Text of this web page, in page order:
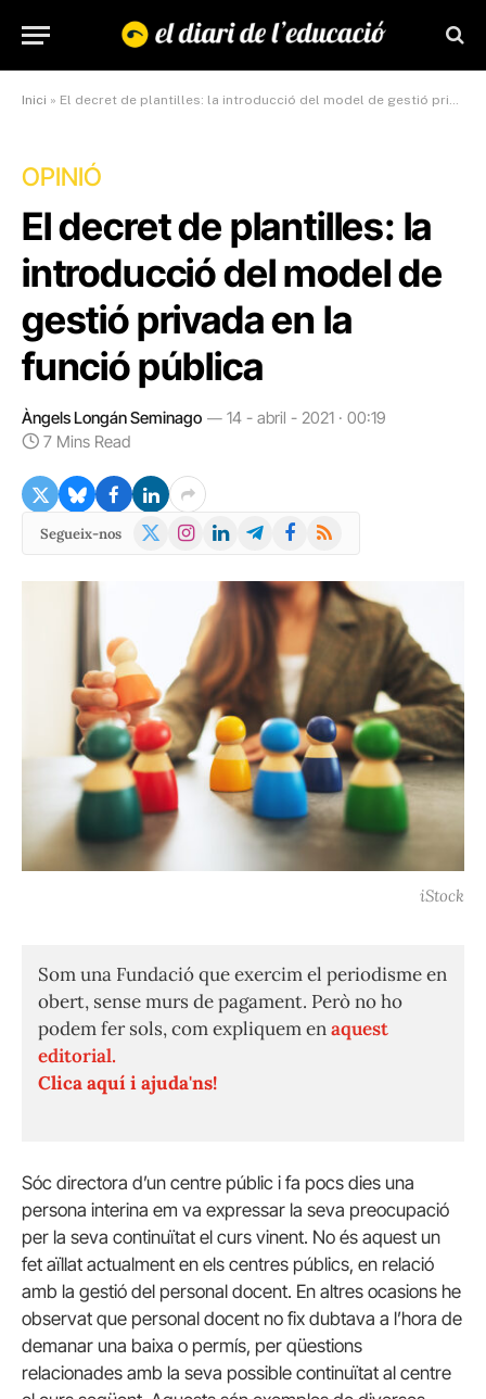
Inici » El decret de plantilles: la introducció del model de gestió privada en la funció pública
OPINIÓ
El decret de plantilles: la
introducció del model de
gestió privada en la
funció pública
Àngels Longán Seminago
14 - abril - 2021 · 00:19
7 Mins Read
Segueix-nos
X
Instagram
LinkedInTelegramFacebook
RSS
iStock
Som una Fundació que exercim el periodisme en
obert, sense murs de pagament. Però no ho
podem fer sols, com expliquem enaquest
editorial.
Clica aquí i ajuda'ns!
Sóc directora d’un centre públic i fa pocs dies una
persona interina em va expressar la seva preocupació
per la seva continuïtat el curs vinent. No és aquest un
fet aïllat actualment en els centres públics, en relació
amb la gestió del personal docent. En altres ocasions he
observat que personal docent no fix dubtava a l’hora de
demanar una baixa o permís, per qüestions
relacionades amb la seva possible continuïtat al centre